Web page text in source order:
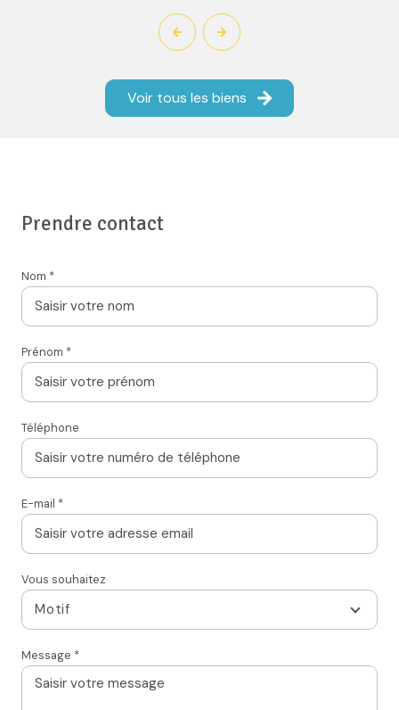
Voir tous les biens
Prendre contact
Nom *
Prénom *
Téléphone
E-mail *
Vous souhaitez
Motif
Message *